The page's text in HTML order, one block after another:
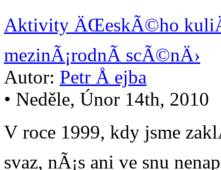
Aktivity ÄŒeskÃ©ho
mezinÃ¡rodnÃ­ scÃ©nÄ›
Autor: Petr Å ejba
• Neděle, Únor 14th, 2010
V roce 1999, kdy jsme
svaz, nÃ¡s ani ve snu